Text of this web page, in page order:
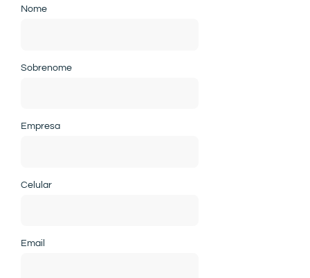
Nome
Sobrenome
Empresa
Celular
Email